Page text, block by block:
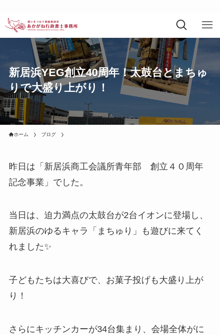
新居浜YEG創立40周年！太鼓台とまちゅ
りで大盛り上がり！
ホーム ブログ
昨日は「新居浜商工会議所青年部 創立４０周年
記念事業」でした。
当日は、迫力満点の太鼓台が2台イオンに登場し、
新居浜のゆるキャラ「まちゅり」も遊びに来てく
れました✨
子どもたちは大喜びで、お菓子投げも大盛り上が
り！
さらにキッチンカーが34台集まり、会場全体がに